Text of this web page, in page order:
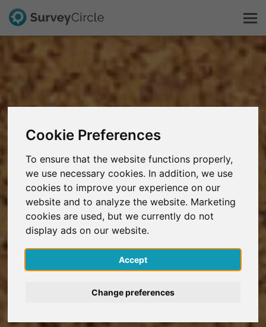
Cookie Preferences
To ensure that the website functions properly,
we use necessary cookies. In addition, we use
cookies to improve your experience on our
website and to analyze the website. Marketing
cookies are used, but we currently do not
display ads on our website.
Accept
Change preferences
Explorar la investigación
FAQ
Regístrate gratis
Iniciar sesión
English
Deutsch
Nederlands